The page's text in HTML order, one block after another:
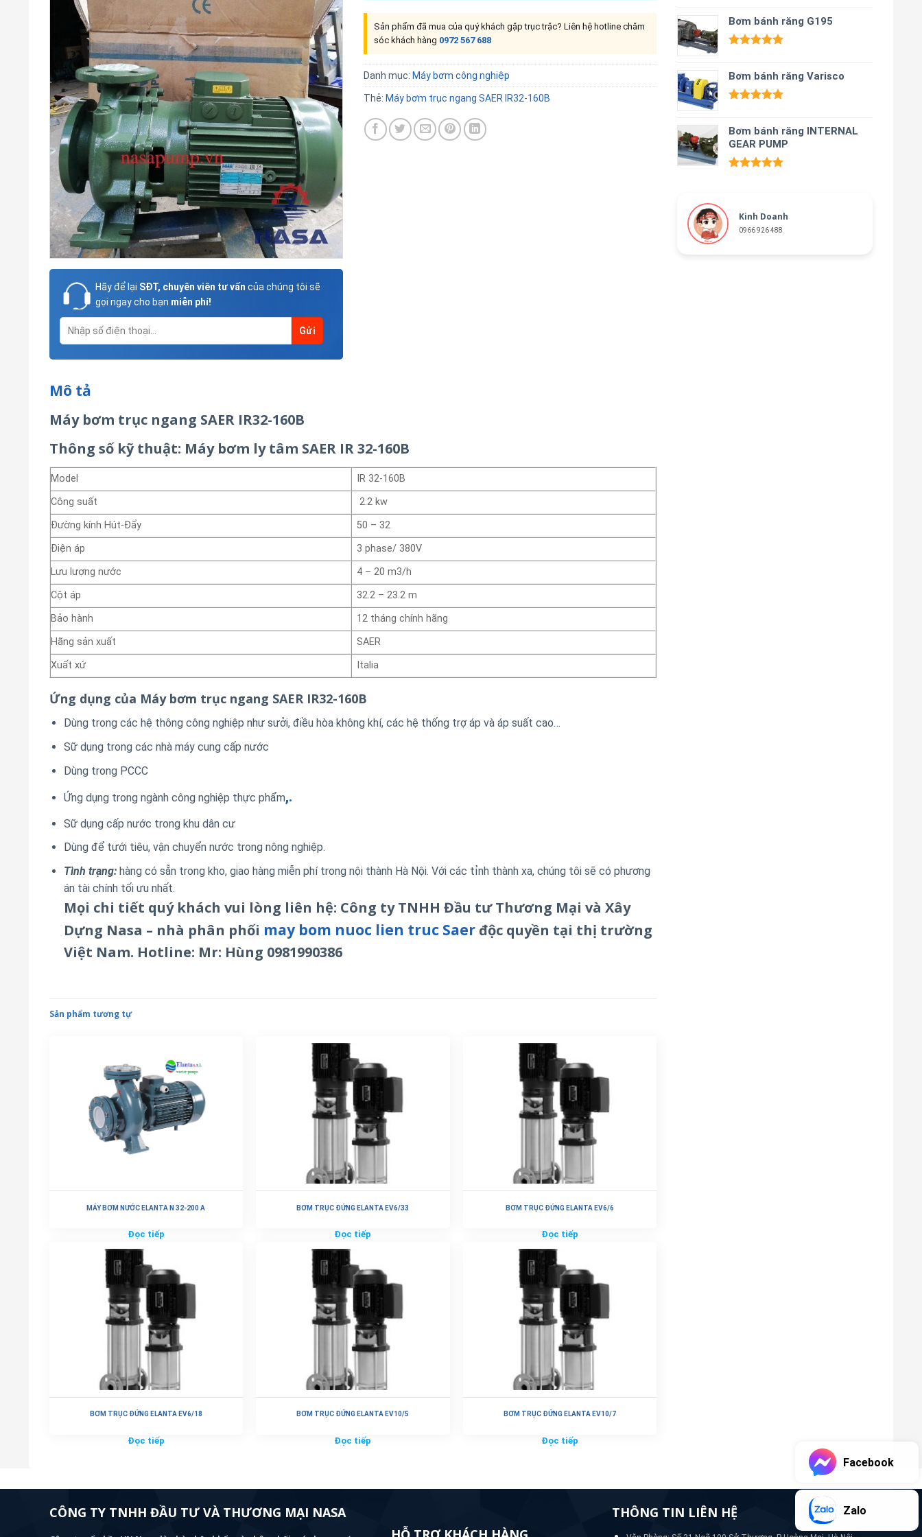
hạng5.00
5 sao
Bơm bánh răng G195
5 sao
Bơm bánh răng Varisco
5 sao
Bơm bánh răng INTERNAL
GEAR PUMP
Kinh Doanh
0966 926 488
Hãy để lại SĐT, chuyên viên tư vấn của chúng tôi sẽ
gọi ngay cho bạn miễn phí!
Sản phẩm đã mua của quý khách gặp trục trặc? Liên hệ hotline chăm
sóc khách hàng 0972 567 688
Danh mục: Máy bơm công nghiệp
Thẻ: Máy bơm trục ngang SAER IR32-160B
Mô tả
Máy bơm trục ngang SAER IR32-160B
Thông số kỹ thuật: Máy bơm ly tâm SAER IR 32-160B
Model
IR 32-160B
Công suất
2.2 kw
Đường kính Hút-Đẩy
50 – 32
Điện áp
3 phase/ 380V
Lưu lượng nước
4 – 20 m3/h
Cột áp
32.2 – 23.2 m
Bảo hành
12 tháng chính hãng
Hãng sản xuất
SAER
Xuất xứ
Italia
Ứng dụng của Máy bơm trục ngang SAER IR32-160B
Dùng trong các hệ thông công nghiệp như sưởi, điều hòa không khí, các hệ thống trợ áp và áp suất cao…
Sữ dụng trong các nhà máy cung cấp nước
Dùng trong PCCC
Ứng dụng trong ngành công nghiệp thực phẩm,.
Sữ dụng cấp nước trong khu dân cư
Dùng để tưới tiêu, vận chuyển nước trong nông nghiệp.
Tình trạng:hàng có sẵn trong kho, giao hàng miễn phí trong nội thành Hà Nội. Với các tỉnh thành xa, chúng tôi sẽ có phương
án tài chính tối ưu nhất.
Mọi chi tiết quý khách vui lòng liên hệ: Công ty TNHH Đầu tư Thương Mại và Xây
Dựng Nasa – nhà phân phối may bom nuoc lien truc Saer độc quyền tại thị trường
Việt Nam. Hotline: Mr: Hùng 0981990386
Sản phẩm tương tự
MÁY BƠM NƯỚC ELANTA N 32-200 A
Đọc tiếp
BƠM TRỤC ĐỨNG ELANTA EV6/33
Đọc tiếp
BƠM TRỤC ĐỨNG ELANTA EV6/6
Đọc tiếp
BƠM TRỤC ĐỨNG ELANTA EV6/18
Đọc tiếp
BƠM TRỤC ĐỨNG ELANTA EV10/5
Đọc tiếp
BƠM TRỤC ĐỨNG ELANTA EV10/7
Đọc tiếp
CÔNG TY TNHH ĐẦU TƯ VÀ THƯƠNG MẠI NASA THÔNG TIN LIÊN HỆ
Facebook
Zalo